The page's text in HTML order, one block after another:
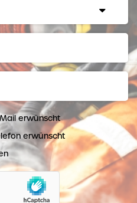
erwünscht
erwünscht